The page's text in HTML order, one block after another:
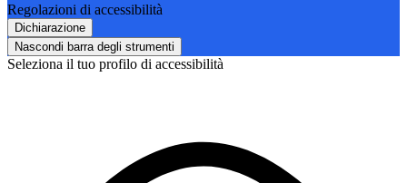
Regolazioni di accessibilità
Dichiarazione
Nascondi barra degli strumenti
Seleziona il tuo profilo di accessibilità